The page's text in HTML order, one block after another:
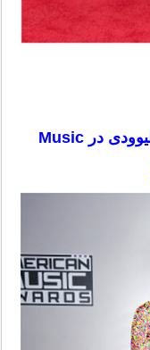
پوشش های مختلف هنرمندان هالیوودی در Music